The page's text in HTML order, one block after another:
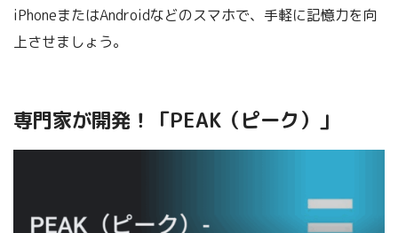
iPhoneまたはAndroidなどのスマホで、手軽に記憶力を向
上させましょう。
専門家が開発！「PEAK（ピーク）」